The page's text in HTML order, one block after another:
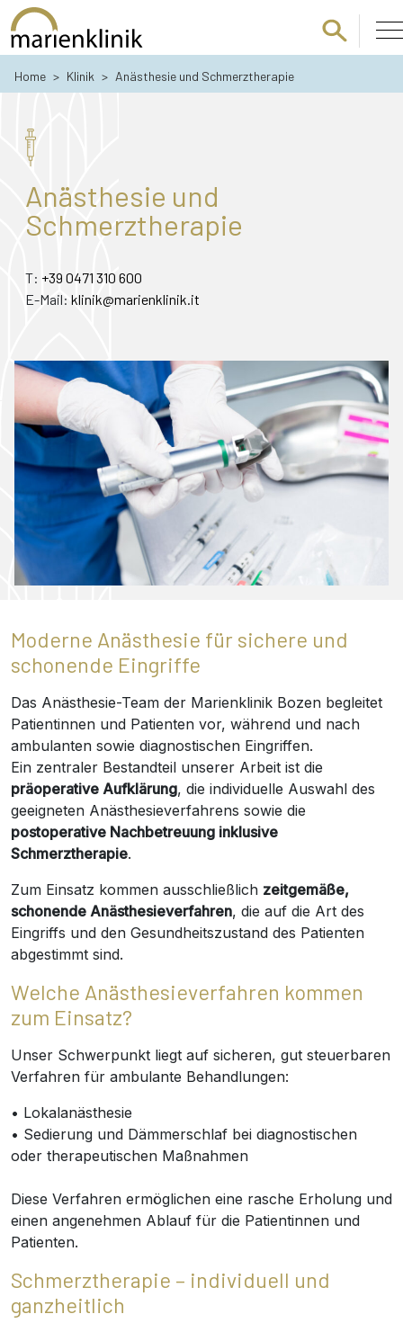
Zum Hauptinhalt springen
Home > Klinik > Anästhesie und Schmerztherapie
Anästhesie und
Schmerztherapie
T: +39 0471 310 600
E-Mail: klinik@marienklinik.it
Moderne Anästhesie für sichere und
schonende Eingriffe
Das Anästhesie-Team der Marienklinik Bozen begleitet
Patientinnen und Patienten vor, während und nach
ambulanten sowie diagnostischen Eingriffen.
Ein zentraler Bestandteil unserer Arbeit ist die
präoperative Aufklärung, die individuelle Auswahl des
geeigneten Anästhesieverfahrens sowie die
postoperative Nachbetreuung inklusive
Schmerztherapie.
Zum Einsatz kommen ausschließlich zeitgemäße,
schonende Anästhesieverfahren, die auf die Art des
Eingriffs und den Gesundheitszustand des Patienten
abgestimmt sind.
Welche Anästhesieverfahren kommen
zum Einsatz?
Unser Schwerpunkt liegt auf sicheren, gut steuerbaren
Verfahren für ambulante Behandlungen:
• Lokalanästhesie
• Sedierung und Dämmerschlaf bei diagnostischen
oder therapeutischen Maßnahmen
Diese Verfahren ermöglichen eine rasche Erholung und
einen angenehmen Ablauf für die Patientinnen und
Patienten.
Schmerztherapie – individuell und
ganzheitlich